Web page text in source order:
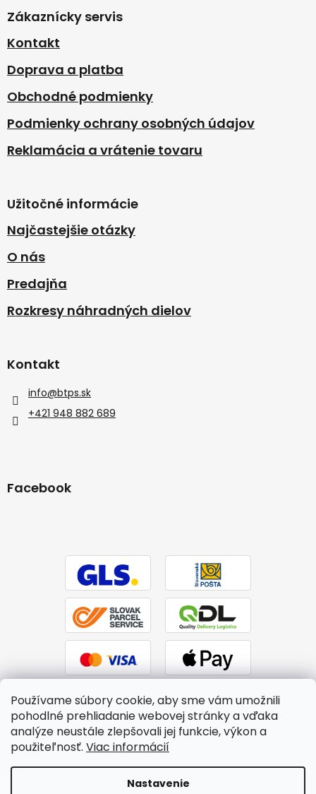
Používame súbory cookie, aby sme vám umožnili
pohodlné prehliadanie webovej stránky a vďaka
analýze neustále zlepšovali jej funkcie, výkon a
použiteľnosť. Viac informácií
Nastavenie
p
ä
e
Zákaznícky servis
Kontakt
Doprava a platba
Obchodné podmienky
Podmienky ochrany osobných údajov
Reklamácia a vrátenie tovaru
Užitočné informácie
Najčastejšie otázky
O nás
Predajňa
Rozkresy náhradných dielov
Kontakt
info@btps.sk
+421 948 882 689
Facebook